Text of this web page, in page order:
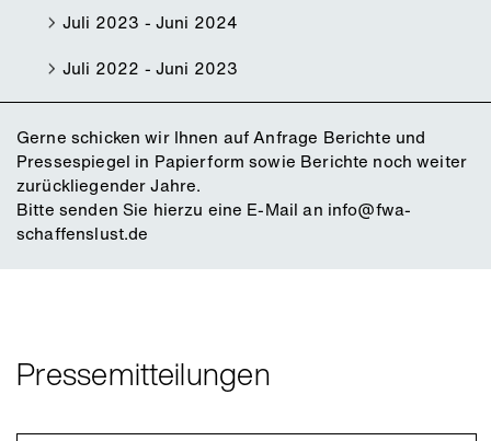
Juli 2023 - Juni 2024
Juli 2022 - Juni 2023
Gerne schicken wir Ihnen auf Anfrage Berichte und
Pressespiegel in Papierform sowie Berichte noch weiter
zurückliegender Jahre.
Bitte senden Sie hierzu eine E-Mail an info@fwa-
schaffenslust.de
Pressemitteilungen